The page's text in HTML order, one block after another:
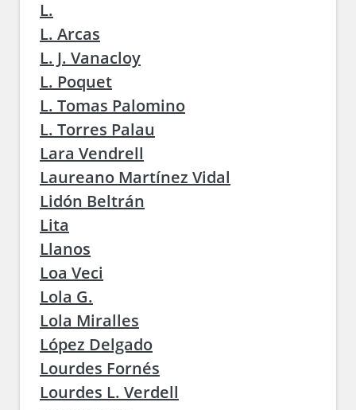
L.
L. Arcas
L. J. Vanacloy
L. Poquet
L. Tomas Palomino
L. Torres Palau
Lara Vendrell
Laureano Martínez Vidal
Lidón Beltrán
Lita
Llanos
Loa Veci
Lola G.
Lola Miralles
López Delgado
Lourdes Fornés
Lourdes L. Verdell